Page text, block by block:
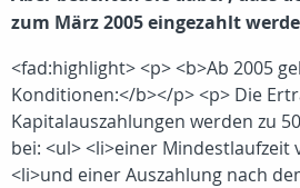
zum März 2005 eingezahlt
<fad:highlight> <p> <b>Ab 2005
Konditionen:</b></p> <p> Die
Kapitalauszahlungen werden zu
bei: <ul> <li>einer Mindestlaufzeit
<li>und einer Auszahlung nach